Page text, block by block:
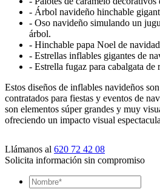
- Árbol navideño hinchable
- Oso navideño simulando un
árbol.
- Hinchable papa Noel de navidad
- Estrellas inflables gigantes de
- Estrella fugaz para cabalgata de
Estos diseños de inflables navideños
contratados para fiestas y eventos de
son elementos súper grandes y muy
ofreciendo un impacto visual
Llámanos al 620 72 42 08
Solicita información sin compromiso